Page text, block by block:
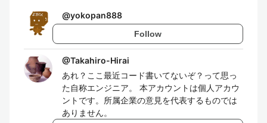
@yokopan888
Follow
@Takahiro-Hirai
あれ？ここ最近コード書いてないぞ？って思っ
た自称エンジニア。 本アカウントは個人アカウ
ントです。所属企業の意見を代表するものでは
ありません。